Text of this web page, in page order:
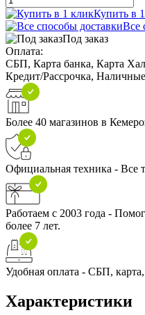
Купить в
Все
Под заказ
Оплата:
СБП, Карта банка, Карта
Кредит/Рассрочка, Наличные
Более 40 магазинов в
Официальная техника - Все
Работаем с 2003 года -
более 7 лет.
Удобная оплата - СБП,
Характеристики